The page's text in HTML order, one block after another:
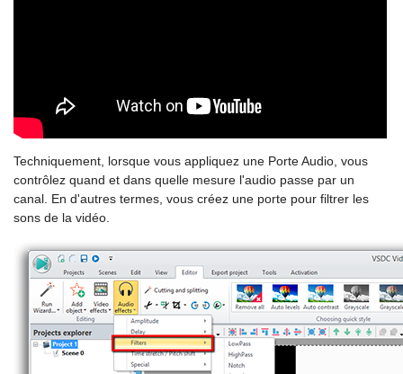
Techniquement, lorsque vous appliquez une Porte Audio, vous
contrôlez quand et dans quelle mesure l'audio passe par un
canal. En d'autres termes, vous créez une porte pour filtrer les
sons de la vidéo.